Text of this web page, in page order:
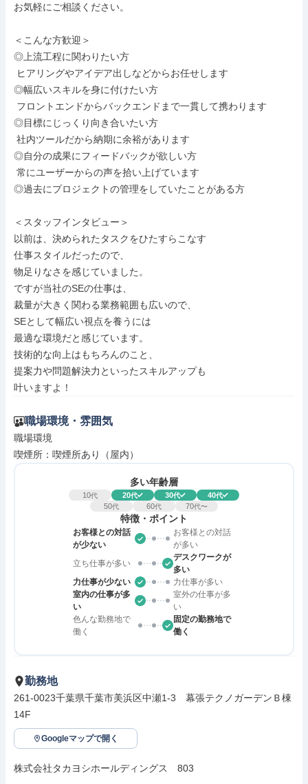
お気軽にご相談ください。
＜こんな方歓迎＞
◎上流工程に関わりたい方
◎幅広いスキルを身に付けたい方
◎目標にじっくり向き合いたい方
◎自分の成果にフィードバックが欲しい方
◎過去にプロジェクトの管理をしていたことがある方
＜スタッフインタビュー＞
以前は、決められたタスクをひたすらこなす
仕事スタイルだったので、
物足りなさを感じていました。
ですが当社のSEの仕事は、
裁量が大きく関わる業務範囲も広いので、
SEとして幅広い視点を養うには
最適な環境だと感じています。
技術的な向上はもちろんのこと、
提案力や問題解決力といったスキルアップも
叶いますよ！
職場環境・雰囲気
職場環境
喫煙所：喫煙所あり（屋内）
多い年齢層
10代 20代 30代 40代
50代 60代 70代〜
特徴・ポイント
お客様との対話
が少ない
お客様との対話
が多い
立ち仕事が多い
デスクワークが
多い
力仕事が少ない
力仕事が多い
室内の仕事が多
い
室外の仕事が多
い
色んな勤務地で
働く
固定の勤務地で
働く
勤務地
261-0023千葉県千葉市美浜区中瀬1-3　幕張テクノガーデンＢ棟
14F
Googleマップで開く
株式会社タカヨシホールディングス　803